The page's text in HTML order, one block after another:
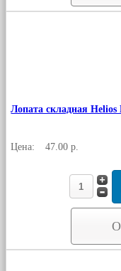
Лопата складная Helios
Цена: 47.00 р.